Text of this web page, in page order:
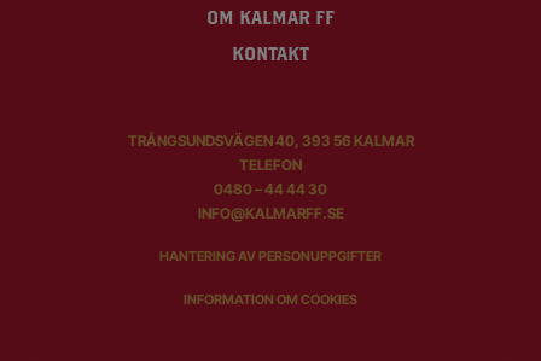
OM KALMAR FF
KONTAKT
TRÅNGSUNDSVÄGEN 40, 393 56 KALMAR
TELEFON
0480 – 44 44 30
INFO@KALMARFF.SE
HANTERING AV PERSONUPPGIFTER
INFORMATION OM COOKIES